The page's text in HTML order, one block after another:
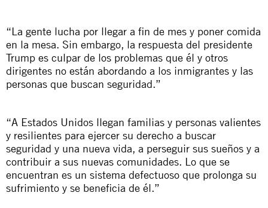
“La gente lucha por llegar a fin de mes y poner comida
en la mesa. Sin embargo, la respuesta del presidente
Trump es culpar de los problemas que él y otros
dirigentes no están abordando a los inmigrantes y las
personas que buscan seguridad.”
“A Estados Unidos llegan familias y personas valientes
y resilientes para ejercer su derecho a buscar
seguridad y una nueva vida, a perseguir sus sueños y a
contribuir a sus nuevas comunidades. Lo que se
encuentran es un sistema defectuoso que prolonga su
sufrimiento y se beneficia de él.”